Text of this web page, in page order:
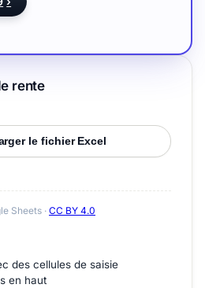
rente
le fichier Excel
Sheets · CC BY 4.0
des cellules de saisie
en haut